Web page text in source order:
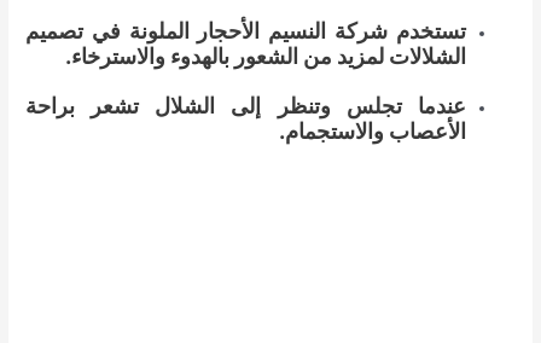
تستخدم شركة النسيم الأحجار الملونة في تصميم
الشلالات لمزيد من الشعور بالهدوء والاسترخاء.
عندما تجلس وتنظر إلى الشلال تشعر براحة
الأعصاب والاستجمام.